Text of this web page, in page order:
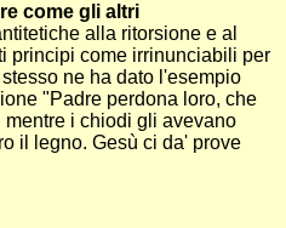
come gli altri
alla ritorsione e al
principi come irrinunciabili per
ne ha dato l'esempio
"Padre perdona loro, che
i chiodi gli avevano
il legno. Gesù ci da' prove